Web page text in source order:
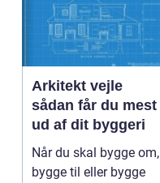
Arkitekt vejle
sådan får du mest
ud af dit byggeri
Når du skal bygge om,
bygge til eller bygge